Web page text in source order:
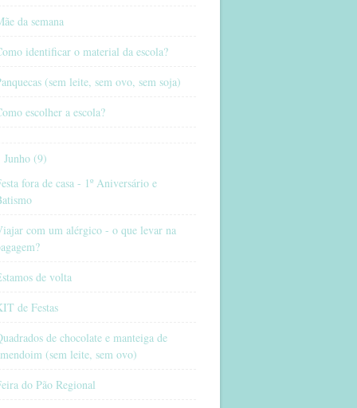
da semana
identificar o material da escola?
(sem leite, sem ovo, sem soja)
escolher a escola?
Junho (9)
fora de casa - 1º Aniversário e
com um alérgico - o que levar na
de volta
de Festas
de chocolate e manteiga de
(sem leite, sem ovo)
do Pão Regional